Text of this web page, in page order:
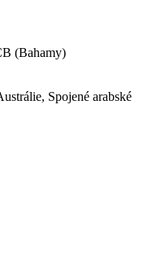
(Bahamy)
Spojené arabské